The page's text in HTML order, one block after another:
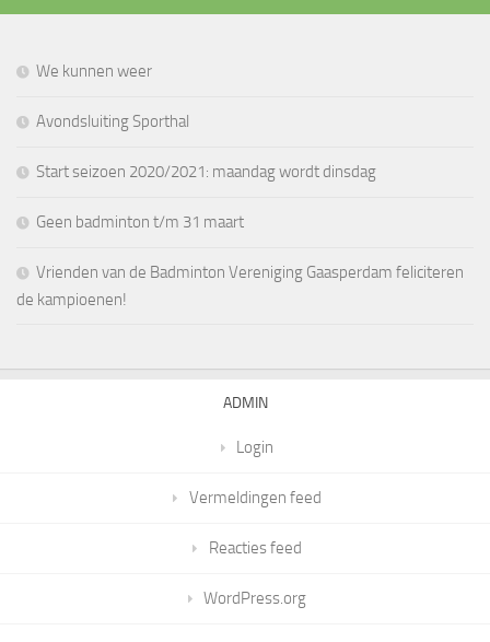
We kunnen weer
Avondsluiting Sporthal
Start seizoen 2020/2021: maandag wordt dinsdag
Geen badminton t/m 31 maart
Vrienden van de Badminton Vereniging Gaasperdam feliciteren
de kampioenen!
ADMIN
Login
Vermeldingen feed
Reacties feed
WordPress.org